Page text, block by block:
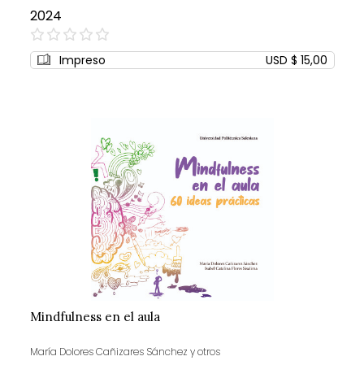
2024
0%
Impreso USD $ 15,00
Mindfulness en el aula
María Dolores Cañizares Sánchez y otros